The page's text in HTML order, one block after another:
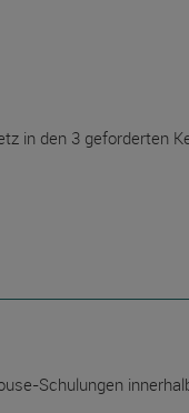
in den 3 geforderten
Schulungen